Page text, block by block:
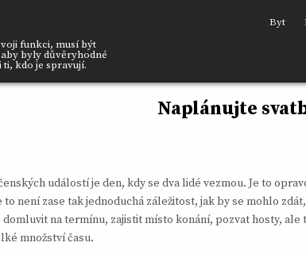
funkci, musí být
byly důvěryhodné
kdo je spravují.
Byt
Naplánujte
událostí je den, kdy se dva lidé vezmou. Je to
není zase tak jednoduchá záležitost, jak by se mohlo
na termínu, zajistit místo konání, pozvat hosty,
množství času.